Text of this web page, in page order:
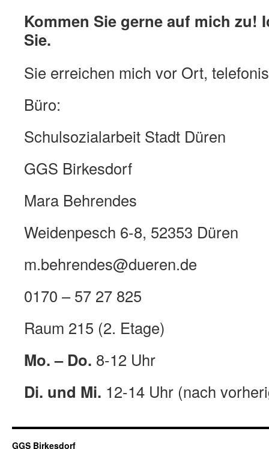
Kommen Sie gerne auf mich zu!
Sie.
Sie erreichen mich vor Ort,
Büro:
Schulsozialarbeit Stadt Düren
GGS Birkesdorf
Mara Behrendes
Weidenpesch 6-8, 52353 Düren
m.behrendes@dueren.de
0170 – 57 27 825
Raum 215 (2. Etage)
Mo. – Do. 8-12 Uhr
Di. und Mi. 12-14 Uhr (nach
GGS Birkesdorf